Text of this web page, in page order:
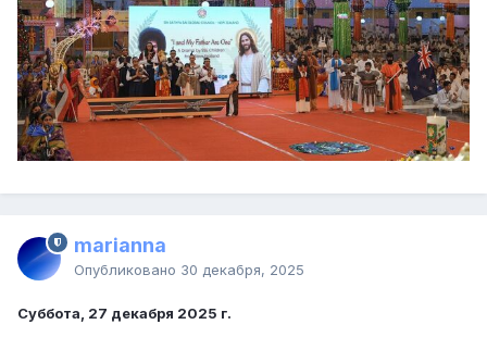
marianna
Опубликовано 30 декабря, 2025
Суббота, 27 декабря 2025 г.